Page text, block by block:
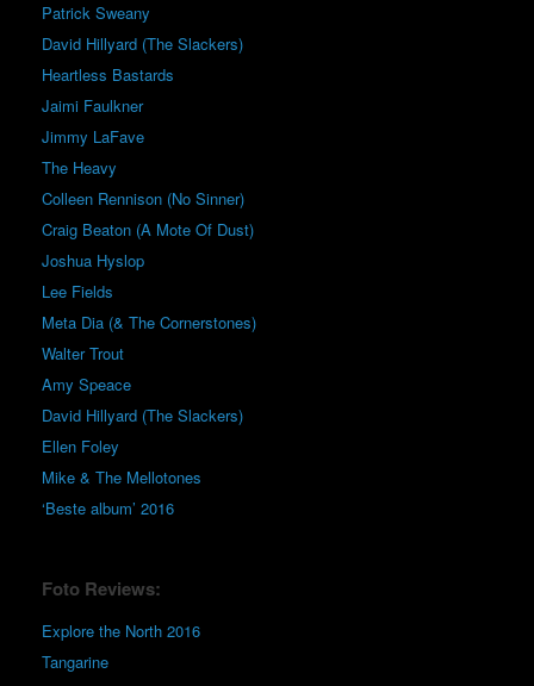
Patrick Sweany
David Hillyard (The Slackers)
Heartless Bastards
Jaimi Faulkner
Jimmy LaFave
The Heavy
Colleen Rennison (No Sinner)
Craig Beaton (A Mote Of Dust)
Joshua Hyslop
Lee Fields
Meta Dia (& The Cornerstones)
Walter Trout
Amy Speace
David Hillyard (The Slackers)
Ellen Foley
Mike & The Mellotones
‘Beste album’ 2016
Foto Reviews:
Explore the North 2016
Tangarine